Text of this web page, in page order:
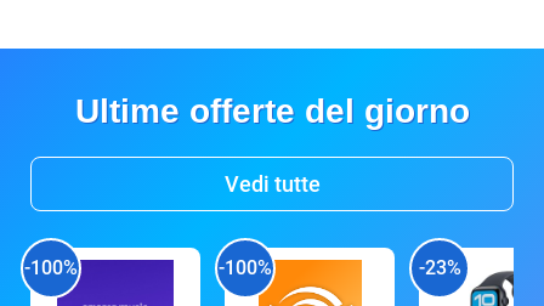
Ultime offerte del giorno
Vedi tutte
-100% -100% -23%